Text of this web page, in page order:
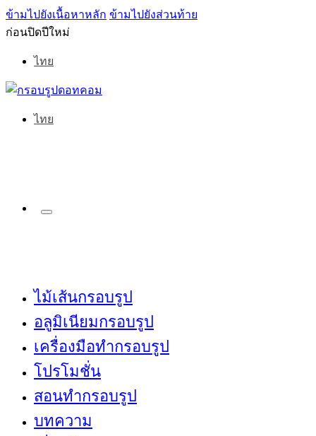
ข้ามไปยังเนื้อหาหลัก ข้ามไปยังส่วนท้าย
ก่อนปิดปีใหม่
ไทย
ไทย
ไม้เส้นกรอบรูป
อลูมิเนียมกรอบรูป
เครื่องมือทำกรอบรูป
โปรโมชั่น
สอนทำกรอบรูป
บทความ